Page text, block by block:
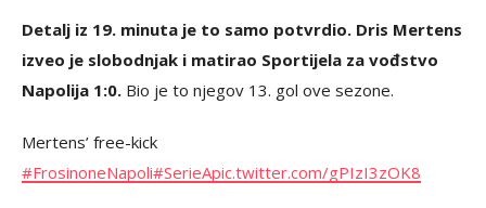
Detalj iz 19. minuta je to samo potvrdio. Dris Mertens
izveo je slobodnjak i matirao Sportijela za vođstvo
Napolija 1:0. Bio je to njegov 13. gol ove sezone.
Mertens’ free-kick
#FrosinoneNapoli#SerieApic.twitter.com/gPIzI3zOK8